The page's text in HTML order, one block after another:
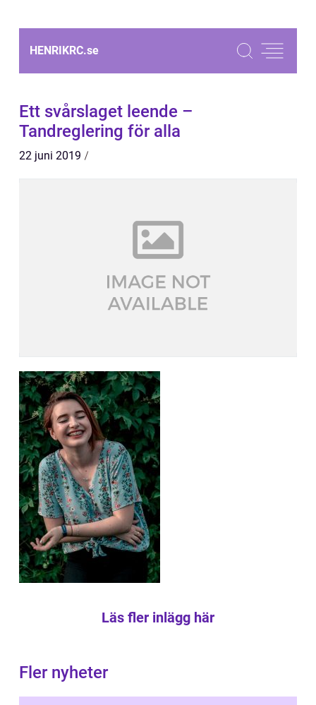
HENRIKRC.se
Ett svårslaget leende –
Tandreglering för alla
22 juni 2019
Läs fler inlägg här
Fler nyheter